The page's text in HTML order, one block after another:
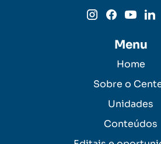
Menu
Home
Sobre o
Unidades
Conteúdos